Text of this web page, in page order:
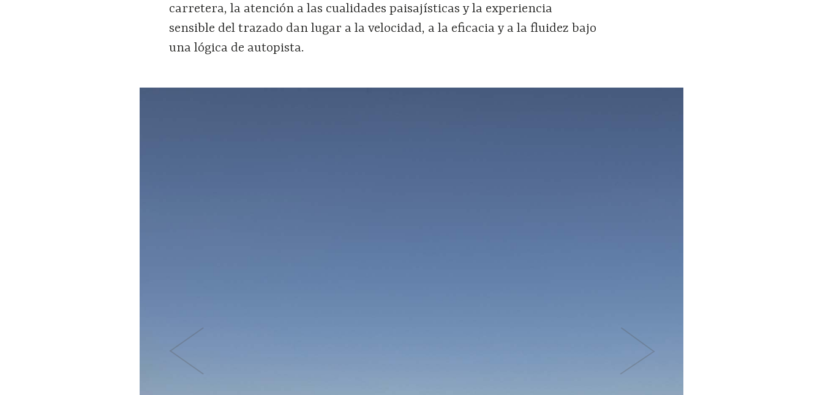
carretera, la atención a las cualidades paisajísticas y la experiencia
sensible del trazado dan lugar a la velocidad, a la eficacia y a la fluidez bajo
una lógica de autopista.